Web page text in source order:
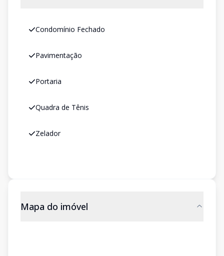
Condomínio Fechado
Pavimentação
Portaria
Quadra de Tênis
Zelador
Mapa do imóvel